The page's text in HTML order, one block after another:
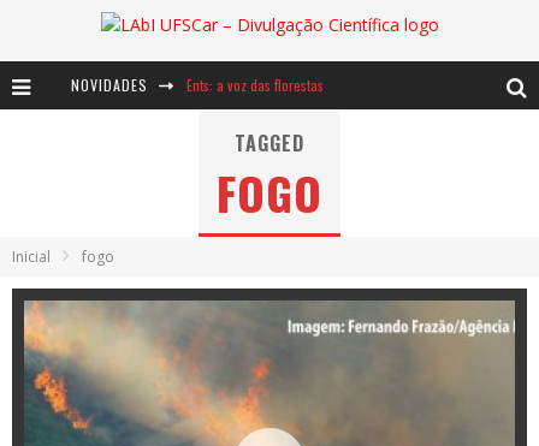
NOVIDADES Ents: a voz das florestas
Notáveis: Bertha Lutz
TAGGED
FOGO
Inicial fogo